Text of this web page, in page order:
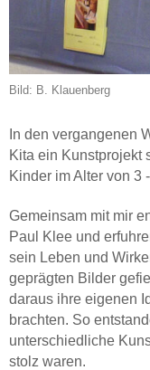
Bild: B. Klauenberg
In den vergangenen
Kita ein Kunstprojekt
Kinder im Alter von 3
Gemeinsam mit mir
Paul Klee und
sein Leben und
geprägten Bilder
daraus ihre eigenen
brachten. So
unterschiedliche
stolz waren.